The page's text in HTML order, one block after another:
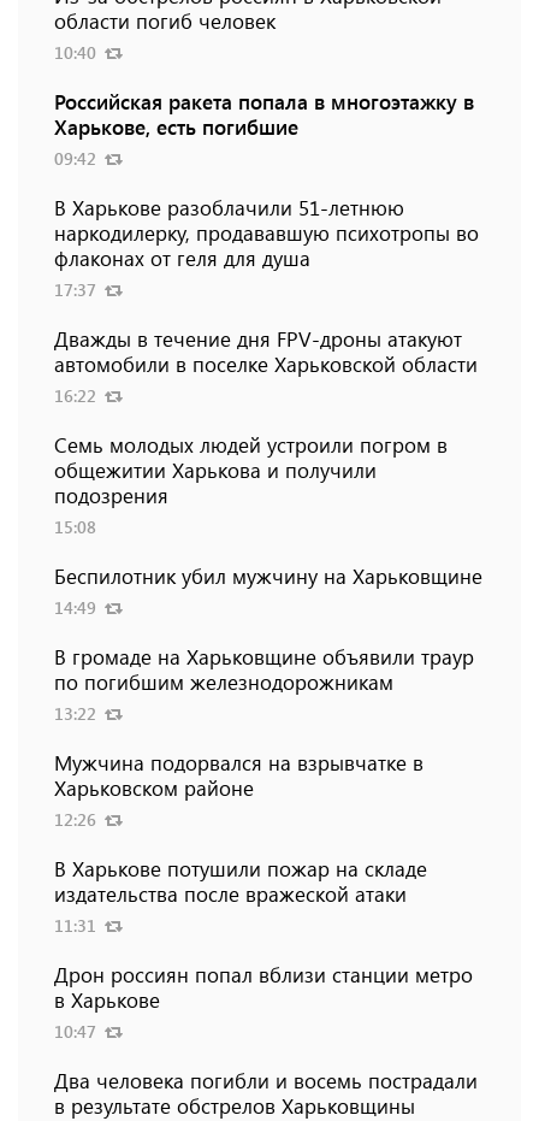
области погиб человек
10:40
Российская ракета попала в многоэтажку в
Харькове, есть погибшие
09:42
В Харькове разоблачили 51-летнюю
наркодилерку, продававшую психотропы во
флаконах от геля для душа
17:37
Дважды в течение дня FPV-дроны атакуют
автомобили в поселке Харьковской области
16:22
Семь молодых людей устроили погром в
общежитии Харькова и получили
подозрения
15:08
Беспилотник убил мужчину на Харьковщине
14:49
В громаде на Харьковщине объявили траур
по погибшим железнодорожникам
13:22
Мужчина подорвался на взрывчатке в
Харьковском районе
12:26
В Харькове потушили пожар на складе
издательства после вражеской атаки
11:31
Дрон россиян попал вблизи станции метро
в Харькове
10:47
Два человека погибли и восемь пострадали
в результате обстрелов Харьковщины